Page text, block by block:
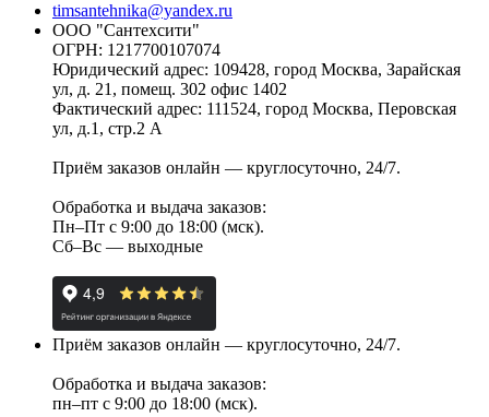
timsantehnika@yandex.ru
ООО "Сантехсити"
ОГРН: 1217700107074
Юридический адрес: 109428, город Москва, Зарайская
ул, д. 21, помещ. 302 офис 1402
Фактический адрес: 111524, город Москва, Перовская
ул, д.1, стр.2 А
Приём заказов онлайн — круглосуточно, 24/7.
Обработка и выдача заказов:
Пн–Пт с 9:00 до 18:00 (мск).
Сб–Вс — выходные
Приём заказов онлайн — круглосуточно, 24/7.
Обработка и выдача заказов:
пн–пт с 9:00 до 18:00 (мск).